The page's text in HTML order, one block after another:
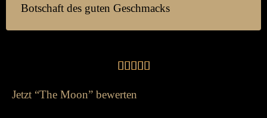
Botschaft des guten Geschmacks

Jetzt “The Moon” bewerten